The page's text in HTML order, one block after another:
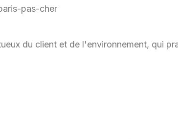
du client et de l'environnement, qui